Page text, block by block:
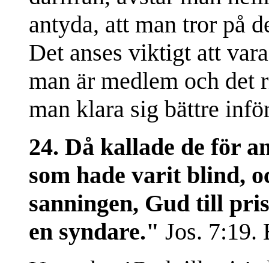
antyda, att man tror på
Det anses viktigt att
man är medlem och det
man klara sig bättre
24. Då kallade de för
som hade varit blind,
sanningen, Gud till
en syndare." Jos. 7:19.